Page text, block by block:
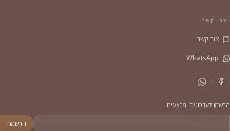
יצרו קשר
צור קשר
הרשמו לעדכונים ומבצעים
הרשמה